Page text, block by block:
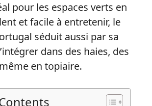
pour les espaces verts en
et facile à entretenir, le
séduit aussi par sa
dans des haies, des
en topiaire.